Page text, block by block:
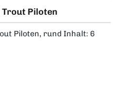
Trout Piloten
Piloten, rund Inhalt: 6